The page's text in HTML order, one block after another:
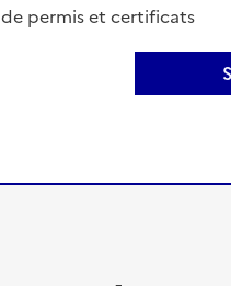
permis et certificats